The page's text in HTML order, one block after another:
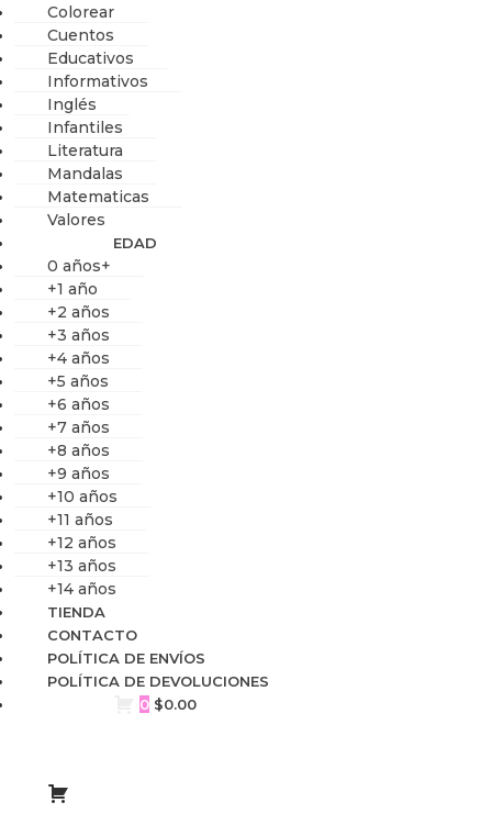
Colorear
Cuentos
Educativos
Informativos
Inglés
Infantiles
Literatura
Mandalas
Matematicas
Valores
EDAD
0 años+
+1 año
+2 años
+3 años
+4 años
+5 años
+6 años
+7 años
+8 años
+9 años
+10 años
+11 años
+12 años
+13 años
+14 años
TIENDA
CONTACTO
POLÍTICA DE ENVÍOS
POLÍTICA DE DEVOLUCIONES
0 $0.00